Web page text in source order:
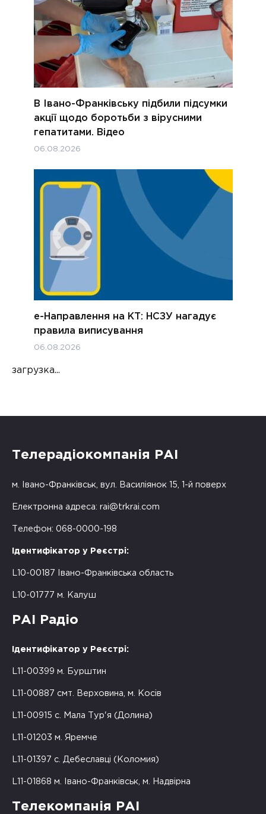
В Івано-Франківську підбили підсумки
акції щодо боротьби з вірусними
гепатитами. Відео
06.08.2026
е-Направлення на КТ: НСЗУ нагадує
правила виписування
06.08.2026
загрузка...
Телерадіокомпанія РАІ
м. Івано-Франківськ, вул. Василіянок 15, 1-й поверх
Електронна адреса: rai@trkrai.com
Телефон: 068-0000-198
Ідентифікатор у Реєстрі:
L10-00187 Івано-Франківська область
L10-01777 м. Калуш
РАІ Радіо
Ідентифікатор у Реєстрі:
L11-00399 м. Бурштин
L11-00887 смт. Верховина, м. Косів
L11-00915 с. Мала Тур'я (Долина)
L11-01203 м. Яремче
L11-01397 с. Дебеславці (Коломия)
L11-01868 м. Івано-Франківськ, м. Надвірна
Телекомпанія РАІ